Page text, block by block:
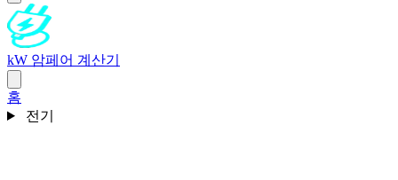
kW 암페어 계산기
홈
전기